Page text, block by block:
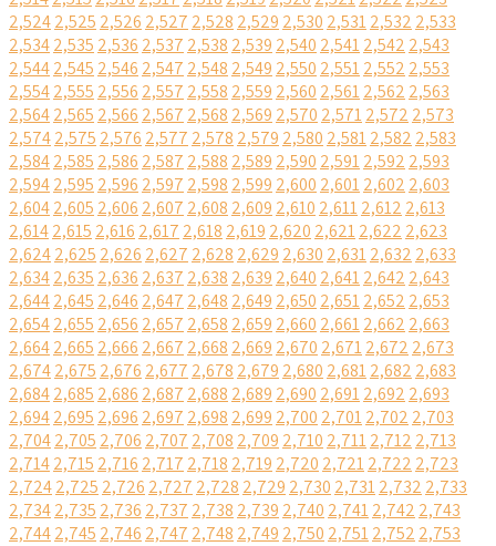
2,5242,525 2,526 2,527 2,528 2,529 2,530 2,5312,532 2,533
2,5342,535 2,536 2,537 2,538 2,539 2,540 2,5412,542 2,543
2,5442,545 2,546 2,547 2,548 2,549 2,550 2,5512,552 2,553
2,5542,555 2,556 2,557 2,558 2,559 2,560 2,5612,562 2,563
2,5642,565 2,566 2,567 2,568 2,569 2,570 2,5712,572 2,573
2,5742,575 2,576 2,577 2,578 2,579 2,580 2,5812,582 2,583
2,5842,585 2,586 2,587 2,588 2,589 2,590 2,5912,592 2,593
2,5942,595 2,596 2,597 2,598 2,599 2,600 2,6012,602 2,603
2,6042,605 2,606 2,607 2,608 2,609 2,610 2,6112,612 2,613
2,6142,615 2,616 2,617 2,618 2,619 2,620 2,6212,622 2,623
2,6242,625 2,626 2,627 2,628 2,629 2,630 2,6312,632 2,633
2,6342,635 2,636 2,637 2,638 2,639 2,640 2,6412,642 2,643
2,6442,645 2,646 2,647 2,648 2,649 2,650 2,6512,652 2,653
2,6542,655 2,656 2,657 2,658 2,659 2,660 2,6612,662 2,663
2,6642,665 2,666 2,667 2,668 2,669 2,670 2,6712,672 2,673
2,6742,675 2,676 2,677 2,678 2,679 2,680 2,6812,682 2,683
2,6842,685 2,686 2,687 2,688 2,689 2,690 2,6912,692 2,693
2,6942,695 2,696 2,697 2,698 2,699 2,700 2,7012,702 2,703
2,7042,705 2,706 2,707 2,708 2,709 2,710 2,7112,712 2,713
2,7142,715 2,716 2,717 2,718 2,719 2,720 2,7212,722 2,723
2,7242,725 2,726 2,727 2,728 2,729 2,730 2,7312,732 2,733
2,7342,735 2,736 2,737 2,738 2,739 2,740 2,7412,742 2,743
2,7442,745 2,746 2,747 2,748 2,749 2,750 2,7512,752 2,753